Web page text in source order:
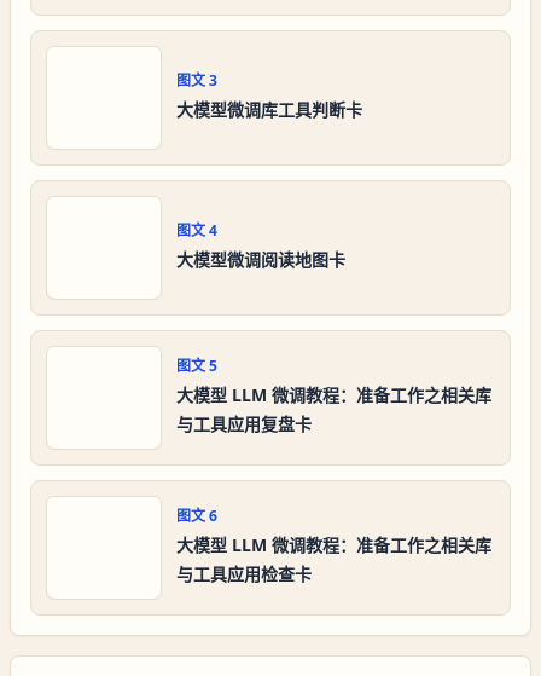
图文3
大模型微调库工具判断卡
图文4
大模型微调阅读地图卡
图文5
大模型 LLM 微调教程：准备工作之相关库
与工具应用复盘卡
图文6
大模型 LLM 微调教程：准备工作之相关库
与工具应用检查卡